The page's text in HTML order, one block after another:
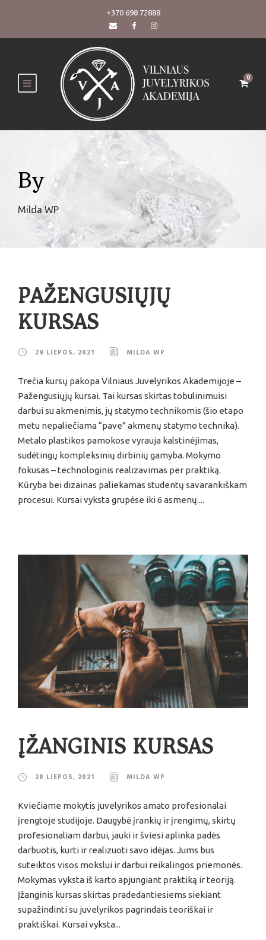
+370 698 72888
0
By
Milda WP
PAŽENGUSIŲJŲ
KURSAS
29 LIEPOS, 2021 MILDA WP
Trečia kursų pakopa Vilniaus Juvelyrikos Akademijoje –
Pažengusiųjų kursai. Tai kursas skirtas tobulinimuisi
darbui su akmenimis, jų statymo technikomis (šio etapo
metu nepaliečiama “pave” akmenų statymo technika).
Metalo plastikos pamokose vyrauja kalstinėjimas,
sudėtingų kompleksinių dirbinių gamyba. Mokymo
fokusas – technologinis realizavimas per praktiką.
Kūryba bei dizainas paliekamas studentų savarankiškam
procesui. Kursai vyksta grupėse iki 6 asmenų....
ĮŽANGINIS KURSAS
28 LIEPOS, 2021 MILDA WP
Kviečiame mokytis juvelyrikos amato profesionalai
įrengtoje studijoje. Daugybė įrankių ir įrengimų, skirtų
profesionaliam darbui, jauki ir šviesi aplinka padės
darbuotis, kurti ir realizuoti savo idėjas. Jums bus
suteiktos visos mokslui ir darbui reikalingos priemonės.
Mokymas vyksta iš karto apjungiant praktiką ir teoriją.
Įžanginis kursas skirtas pradedantiesiems siekiant
supažindinti su juvelyrikos pagrindais teoriškai ir
praktiškai. Kursai vyksta...